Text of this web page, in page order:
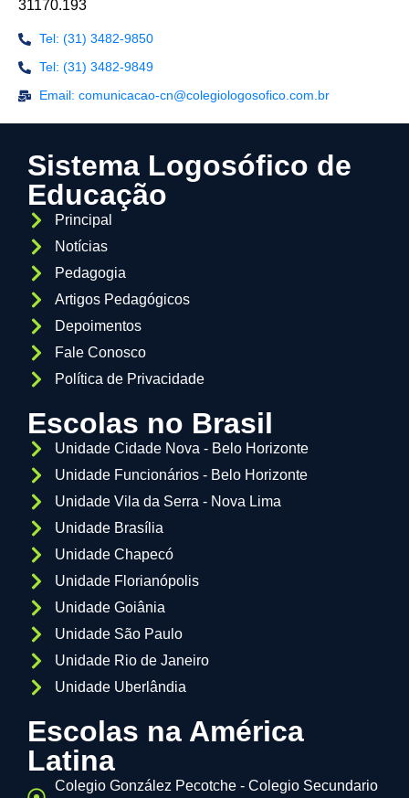
31170.193
Tel: (31) 3482-9850
Tel: (31) 3482-9849
Email: comunicacao-cn@colegiologosofico.com.br
Sistema Logosófico de
Educação
Principal
Notícias
Pedagogia
Artigos Pedagógicos
Depoimentos
Fale Conosco
Política de Privacidade
Escolas no Brasil
Unidade Cidade Nova - Belo Horizonte
Unidade Funcionários - Belo Horizonte
Unidade Vila da Serra - Nova Lima
Unidade Brasília
Unidade Chapecó
Unidade Florianópolis
Unidade Goiânia
Unidade São Paulo
Unidade Rio de Janeiro
Unidade Uberlândia
Escolas na América
Latina
Colegio González Pecotche - Colegio Secundario